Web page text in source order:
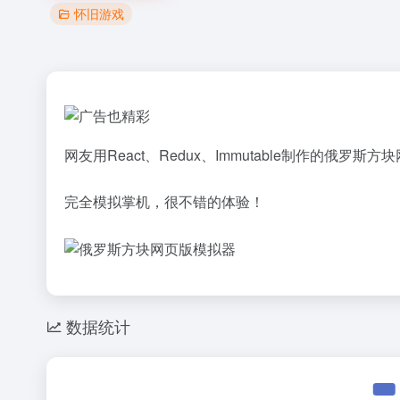
怀旧游戏
网友用React、Redux、Immutable制作的俄罗斯方块
完全模拟掌机，很不错的体验！
数据统计